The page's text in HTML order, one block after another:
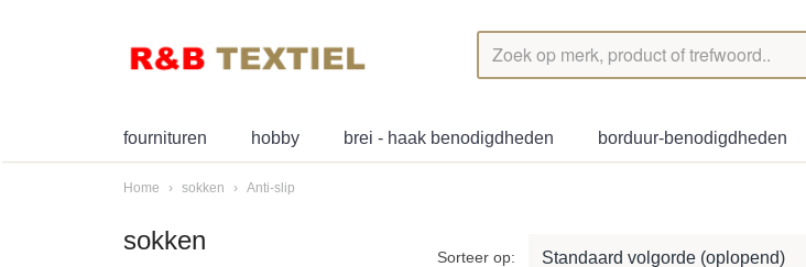
fournituren hobby brei - haak benodigdheden borduur-benodigdheden
Home › sokken › Anti-slip
sokken
Sorteer op: